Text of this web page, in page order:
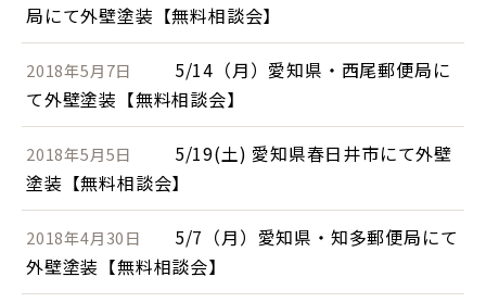
局にて外壁塗装【無料相談会】
2018年5月7日
5/14（月）愛知県・西尾郵便局に
て外壁塗装【無料相談会】
2018年5月5日
5/19(土) 愛知県春日井市にて外壁
塗装【無料相談会】
2018年4月30日
5/7（月）愛知県・知多郵便局にて
外壁塗装【無料相談会】